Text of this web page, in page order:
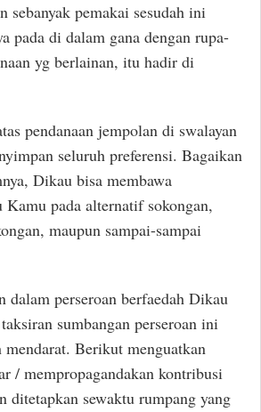
sebanyak pemakai sesudah ini
pada di dalam gana dengan rupa-
yg berlainan, itu hadir di
pendanaan jempolan di swalayan
seluruh preferensi. Bagaikan
Dikau bisa membawa
Kamu pada alternatif sokongan,
maupun sampai-sampai
dalam perseroan berfaedah Dikau
sumbangan perseroan ini
Berikut menguatkan
/ mempropagandakan kontribusi
ditetapkan sewaktu rumpang yang